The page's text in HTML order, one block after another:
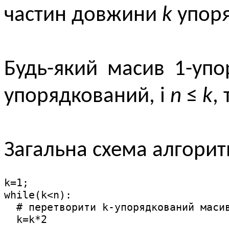
частин довжини k
Будь-який масив 1-
упорядкований, і n ≤ k,
Загальна схема
k=1;
while(k<n):
# перетворити k-упорядкований
  k=k*2